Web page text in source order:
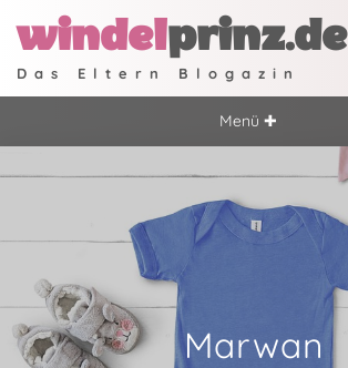
windelprinz.de
Das Eltern Blogazin
Menü ✚
Marwan